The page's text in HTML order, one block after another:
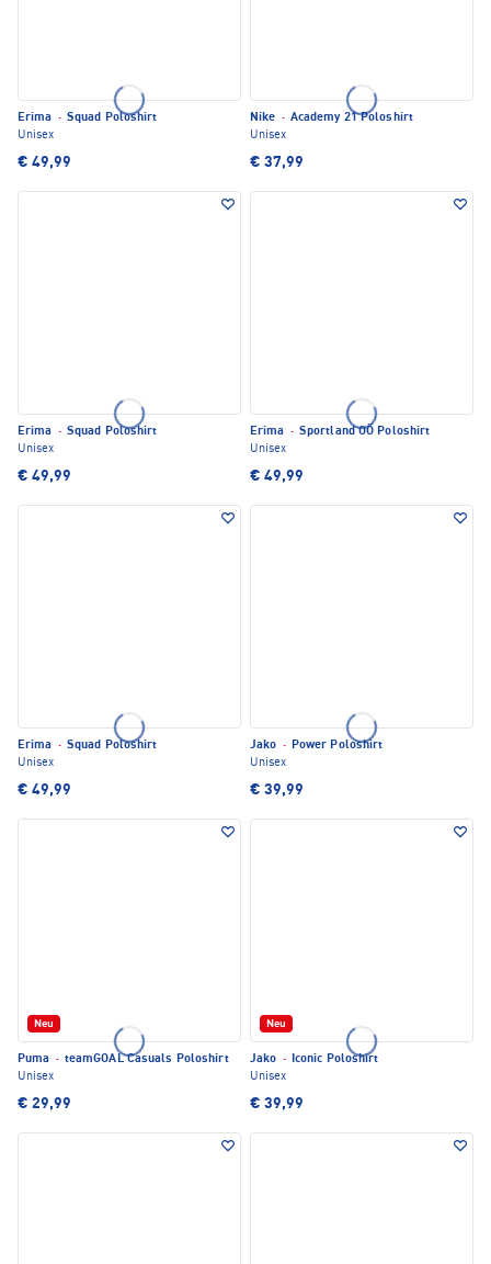
Erima · Squad Poloshirt
Unisex
€ 49,99
Nike · Academy 21 Poloshirt
Unisex
€ 37,99
Erima · Squad Poloshirt
Unisex
€ 49,99
Erima · Sportland OÖ Poloshirt
Unisex
€ 49,99
Erima · Squad Poloshirt
Unisex
€ 49,99
Jako · Power Poloshirt
Unisex
€ 39,99
Neu
Puma · teamGOAL Casuals Poloshirt
Unisex
€ 29,99
Neu
Jako · Iconic Poloshirt
Unisex
€ 39,99